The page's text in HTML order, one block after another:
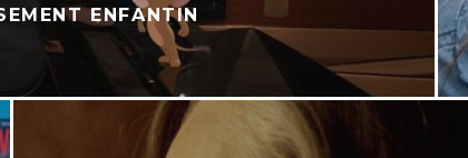
ENFANTIN